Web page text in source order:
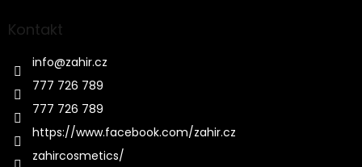
Kontakt
info@zahir.cz
777 726 789
777 726 789
https://www.facebook.com/zahir.cz
zahircosmetics/